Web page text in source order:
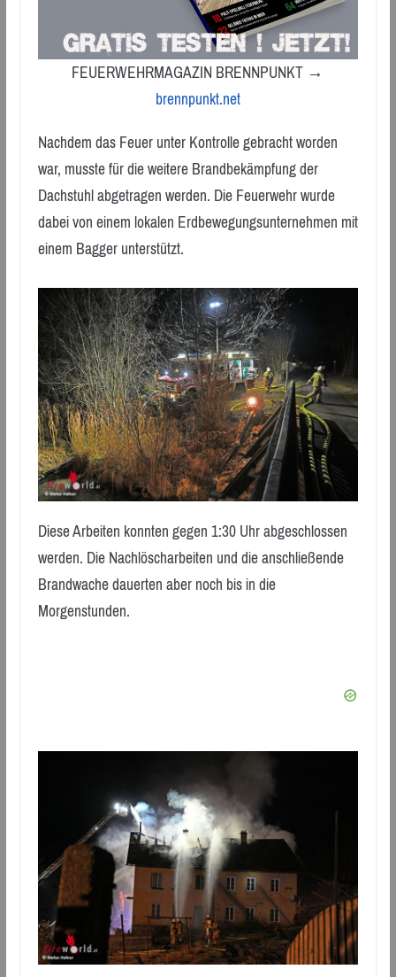
FEUERWEHRMAGAZIN BRENNPUNKT →
brennpunkt.net
Nachdem das Feuer unter Kontrolle gebracht worden
war, musste für die weitere Brandbekämpfung der
Dachstuhl abgetragen werden. Die Feuerwehr wurde
dabei von einem lokalen Erdbewegungsunternehmen mit
einem Bagger unterstützt.
Diese Arbeiten konnten gegen 1:30 Uhr abgeschlossen
werden. Die Nachlöscharbeiten und die anschließende
Brandwache dauerten aber noch bis in die
Morgenstunden.